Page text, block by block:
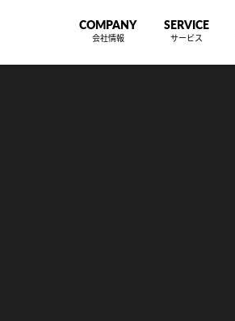
COMPANY
会社情報
SERVICE
サービス